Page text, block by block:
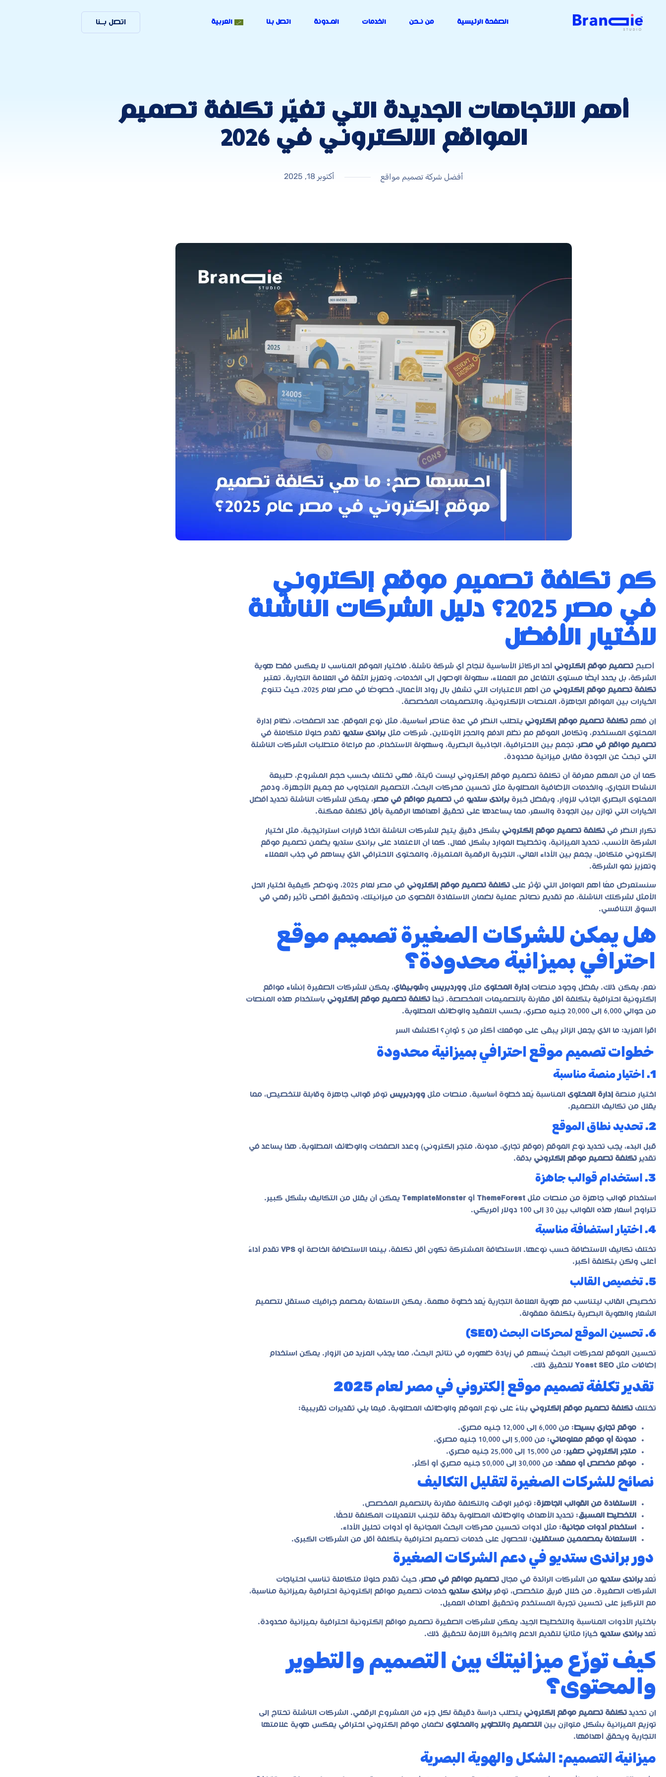
الصفحة الرئيسية من نـحن الخدمات المـدونة اتصل بنا العربية اتصل بـنا
أهم الاتجاهات الجديدة التي تغيّر تكلفة تصميم
المواقع الالكتروني في 2026
أفضل شركة تصميم مواقع أكتوبر 18, 2025
كم تكلفة تصميم موقع إلكتروني
في مصر 2025؟ دليل الشركات الناشئة
لاختيار الأفضل
أصبح تصميم موقع إلكتروني أحد الركائز الأساسية لنجاح أي شركة ناشئة. فاختيار الموقع المناسب لا يعكس فقط هوية
الشركة، بل يحدد أيضًا مستوى التفاعل مع العملاء، سهولة الوصول إلى الخدمات، وتعزيز الثقة في العلامة التجارية. تعتبر
تكلفة تصميم موقع إلكتروني
من أهم الاعتبارات التي تشغل بال رواد الأعمال، خصوصًا في مصر لعام 2025، حيث تتنوع
الخيارات بين المواقع الجاهزة، المنصات الإلكترونية، والتصميمات المخصصة.
إن فهم تكلفة تصميم موقع إلكتروني يتطلب النظر في عدة عناصر أساسية، مثل نوع الموقع، عدد الصفحات، نظام إدارة
المحتوى المستخدم، وتكامل الموقع مع نظم الدفع والحجز الأونلاين. شركات مثل براندى ستديو تقدم حلولًا متكاملة في
تصميم مواقع في مصر، تجمع بين الاحترافية، الجاذبية البصرية، وسهولة الاستخدام، مع مراعاة متطلبات الشركات الناشئة
التي تبحث عن الجودة مقابل ميزانية محدودة.
كما أن من المهم معرفة أن تكلفة تصميم موقع إلكتروني ليست ثابتة، فهي تختلف بحسب حجم المشروع، طبيعة
النشاط التجاري، والخدمات الإضافية المطلوبة مثل تحسين محركات البحث، التصميم المتجاوب مع جميع الأجهزة، ودمج
المحتوى البصري الجاذب للزوار. وبفضل خبرة براندى ستديو في تصميم مواقع في مصر، يمكن للشركات الناشئة تحديد أفضل
الخيارات التي توازن بين الجودة والسعر، مما يساعدها على تحقيق أهدافها الرقمية بأقل تكلفة ممكنة.
تكرار النظر في تكلفة تصميم موقع إلكتروني بشكل دقيق يتيح للشركات الناشئة اتخاذ قرارات استراتيجية، مثل اختيار
الشركة الأنسب، تحديد الميزانية، وتخطيط الموارد بشكل فعال. كما أن الاعتماد على براندى ستديو يضمن تصميم موقع
إلكتروني متكامل، يجمع بين الأداء العالي، التجربة الرقمية المتميزة، والمحتوى الاحترافي الذي يساهم في جذب العملاء
وتعزيز نمو الشركة.
سنستعرض معًا أهم العوامل التي تؤثر على تكلفة تصميم موقع إلكتروني
في مصر لعام 2025، ونوضح كيفية اختيار الحل
الأمثل لشركتك الناشئة، مع تقديم نصائح عملية لضمان الاستفادة القصوى من ميزانيتك، وتحقيق أقصى تأثير رقمي في
السوق التنافسي.
هل يمكن للشركات الصغيرة تصميم موقع
احترافي بميزانية محدودة؟
نعم، يمكن ذلك. بفضل وجود منصات إدارة المحتوى مثل ووردبريس وشوبيفاي، يمكن للشركات الصغيرة إنشاء مواقع
إلكترونية احترافية بتكلفة أقل مقارنة بالتصميمات المخصصة. تبدأ تكلفة تصميم موقع إلكتروني باستخدام هذه المنصات
من حوالي 6,000 إلى 20,000 جنيه مصري، بحسب التعقيد والوظائف المطلوبة.
اقرأ المزيد: ما الذي يجعل الزائر يبقى على موقعك أكثر من 5 ثوانٍ؟ اكتشف السر
خطوات تصميم موقع احترافي بميزانية محدودة
1. اختيار منصة مناسبة
اختيار منصة إدارة المحتوى المناسبة يُعد خطوة أساسية. منصات مثل ووردبريس توفر قوالب جاهزة وقابلة للتخصيص، مما
يقلل من تكاليف التصميم.
2. تحديد نطاق الموقع
قبل البدء، يجب تحديد نوع الموقع (موقع تجاري، مدونة، متجر إلكتروني) وعدد الصفحات والوظائف المطلوبة. هذا يساعد في
تقدير تكلفة تصميم موقع إلكتروني بدقة.
3. استخدام قوالب جاهزة
استخدام قوالب جاهزة من منصات مثل ThemeForest أوTemplateMonster يمكن أن يقلل من التكاليف بشكل كبير.
تتراوح أسعار هذه القوالب بين 30 إلى 100 دولار أمريكي.
4. اختيار استضافة مناسبة
تختلف تكاليف الاستضافة حسب نوعها. الاستضافة المشتركة تكون أقل تكلفة، بينما الاستضافة الخاصة أو VPS تقدم أداءً
أعلى ولكن بتكلفة أكبر.
5. تخصيص القالب
تخصيص القالب ليتناسب مع هوية العلامة التجارية يُعد خطوة مهمة. يمكن الاستعانة بمصمم جرافيك مستقل لتصميم
الشعار والهوية البصرية بتكلفة معقولة.
6. تحسين الموقع لمحركات البحث (SEO)
تحسين الموقع لمحركات البحث يُسهم في زيادة ظهوره في نتائج البحث، مما يجذب المزيد من الزوار. يمكن استخدام
إضافات مثل Yoast SEO لتحقيق ذلك.
تقدير تكلفة تصميم موقع إلكتروني في مصر لعام 2025
تختلف تكلفة تصميم موقع إلكتروني بناءً على نوع الموقع والوظائف المطلوبة. فيما يلي تقديرات تقريبية:
موقع تجاري بسيط : من 6,000 إلى 12,000 جنيه مصري.
مدونة أو موقع معلوماتي: من 5,000 إلى 10,000 جنيه مصري.
متجر إلكتروني صغير: من 15,000 إلى 25,000 جنيه مصري.
موقع مخصص أو معقد: من 30,000 إلى 50,000 جنيه مصري أو أكثر.
نصائح للشركات الصغيرة لتقليل التكاليف
الاستفادة من القوالب الجاهزة: توفير الوقت والتكلفة مقارنة بالتصميم المخصص.
التخطيط المسبق: تحديد الأهداف والوظائف المطلوبة بدقة لتجنب التعديلات المكلفة لاحقًا.
استخدام أدوات مجانية: مثل أدوات تحسين محركات البحث المجانية أو أدوات تحليل الأداء.
الاستعانة بمصممين مستقلين: للحصول على خدمات تصميم احترافية بتكلفة أقل من الشركات الكبرى.
دور براندى ستديو في دعم الشركات الصغيرة
تُعدبراندى ستديو من الشركات الرائدة في مجال تصميم مواقع في مصر، حيث تقدم حلولًا متكاملة تناسب احتياجات
الشركات الصغيرة. من خلال فريق متخصص، توفر براندى ستديو خدمات تصميم مواقع إلكترونية احترافية بميزانية مناسبة،
مع التركيز على تحسين تجربة المستخدم وتحقيق أهداف العميل.
باختيار الأدوات المناسبة والتخطيط الجيد، يمكن للشركات الصغيرة تصميم مواقع إلكترونية احترافية بميزانية محدودة.
تُعدبراندى ستديو خيارًا مثاليًا لتقديم الدعم والخبرة اللازمة لتحقيق ذلك.
كيف توزّع ميزانيتك بين التصميم والتطوير
والمحتوى؟
إن تحديدتكلفة تصميم موقع إلكتروني يتطلب دراسة دقيقة لكل جزء من المشروع الرقمي. الشركات الناشئة تحتاج إلى
توزيع الميزانية بشكل متوازن بين التصميم و التطوير و المحتوى لضمان موقع إلكتروني احترافي يعكس هوية علامتها
التجارية ويحقق أهدافها.
ميزانية التصميم: الشكل والهوية البصرية